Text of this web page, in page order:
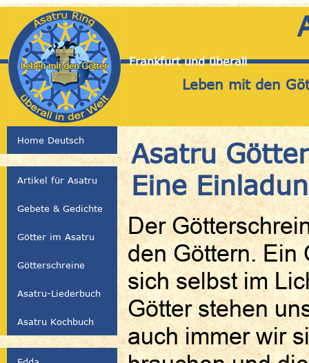
Frankfurt und überall
Leben mit den
Asatru
Eine
Der
den Göttern. Ein
sich selbst im
Götter stehen
auch immer wir
Home Deutsch
Artikel für Asatru
Gebete & Gedichte
Götter im Asatru
Götterschreine
Asatru-Liederbuch
Asatru Kochbuch